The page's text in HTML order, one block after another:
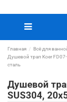
Главная Всё для
Душевой трап Koer
сталь
Душевой
SUS304,